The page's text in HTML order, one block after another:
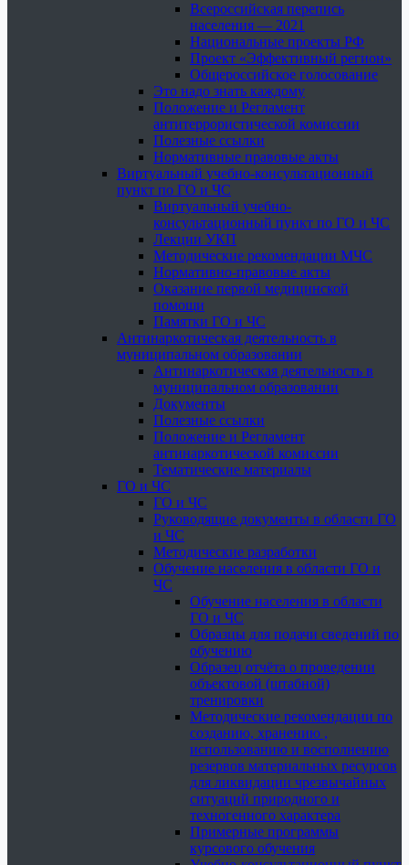
Всероссийская перепись
населения — 2021
Национальные проекты РФ
Проект «Эффективный регион»
Общероссийское голосование
Это надо знать каждому
Положение и Регламент
антитеррористической комиссии
Полезные ссылки
Нормативные правовые акты
Виртуальный учебно-консультационный
пункт по ГО и ЧС
Виртуальный учебно-
консультационный пункт по ГО и ЧС
Лекции УКП
Методические рекомендации МЧС
Нормативно-правовые акты
Оказание первой медицинской
помощи
Памятки ГО и ЧС
Антинаркотическая деятельность в
муниципальном образовании
Антинаркотическая деятельность в
муниципальном образовании
Документы
Полезные ссылки
Положение и Регламент
антинаркотической комиссии
Тематические материалы
ГО и ЧС
ГО и ЧС
Руководящие документы в области ГО
и ЧС
Методические разработки
Обучение населения в области ГО и
ЧС
Обучение населения в области
ГО и ЧС
Образцы для подачи сведений по
обучению
Образец отчёта о проведении
объектовой (штабной)
тренировки
Методические рекомендации по
созданию, хранению ,
использованию и восполнению
резервов материальных ресурсов
для ликвидации чрезвычайных
ситуаций природного и
техногенного характера
Примерные программы
курсового обучения